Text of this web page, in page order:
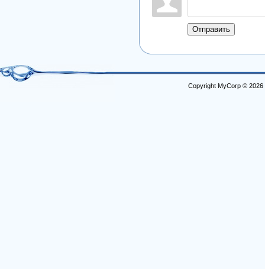
Отправить
Copyright MyCorp © 2026